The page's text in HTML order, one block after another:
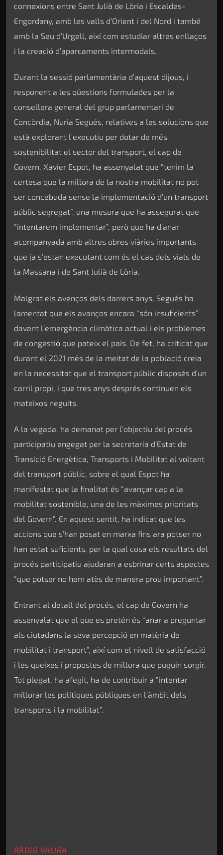
connexions entre Sant Julià de Lòria i Escaldes-
Engordany, amb les valls d’Orient i del Nord i també
amb la Seu d’Urgell, així com estudiar altres enllaços
i la creació d’aparcaments intermodals.
Durant la sessió parlamentària d’aquest dijous, i
responent a les qüestions formulades per la
consellera general del grup parlamentari de
Concòrdia, Nuria Segués, relatives a les solucions que
està explorant l’executiu per dotar de més
sostenibilitat el sector del transport, el cap de
Govern, Xavier Espot, ha assenyalat que “tenim la
certesa que la millora de la nostra mobilitat no pot
ser concebuda sense la implementació d’un transport
públic segregat”, una mesura que ha assegurat que
“intentarem implementar”, però que ha d’anar
acompanyada amb altres obres viàries importants
que ja s’estan executant com és el cas dels vials de
la Massana i de Sant Julià de Lòria.
Malgrat els avenços dels darrers anys, Segués ha
lamentat que els avanços encara “són insuficients”
davant l’emergència climàtica actual i els problemes
de congestió que pateix el país. De fet, ha criticat que
durant el 2021 més de la meitat de la població creia
en la necessitat que el transport públic disposés d’un
carril propi, i que tres anys després continuen els
mateixos neguits.
A la vegada, ha demanat per l’objectiu del procés
participatiu engegat per la secretaria d’Estat de
Transició Energètica, Transports i Mobilitat al voltant
del transport públic, sobre el qual Espot ha
manifestat que la finalitat és “avançar cap a la
mobilitat sostenible, una de les màximes prioritats
del Govern”. En aquest sentit, ha indicat que les
accions que s’han posat en marxa fins ara potser no
han estat suficients, per la qual cosa els resultats del
procés participatiu ajudaran a esbrinar certs aspectes
“que potser no hem atès de manera prou important”.
Entrant al detall del procés, el cap de Govern ha
assenyalat que el que es pretén és “anar a preguntar
als ciutadans la seva percepció en matèria de
mobilitat i transport”, així com el nivell de satisfacció
i les queixes i propostes de millora que puguin sorgir.
Tot plegat, ha afegit, ha de contribuir a “intentar
millorar les polítiques públiques en l’àmbit dels
transports i la mobilitat”.
RÀDIO VALIRA